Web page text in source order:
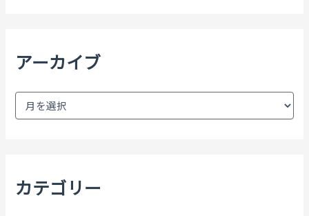
アーカイブ
ア
カテゴリー